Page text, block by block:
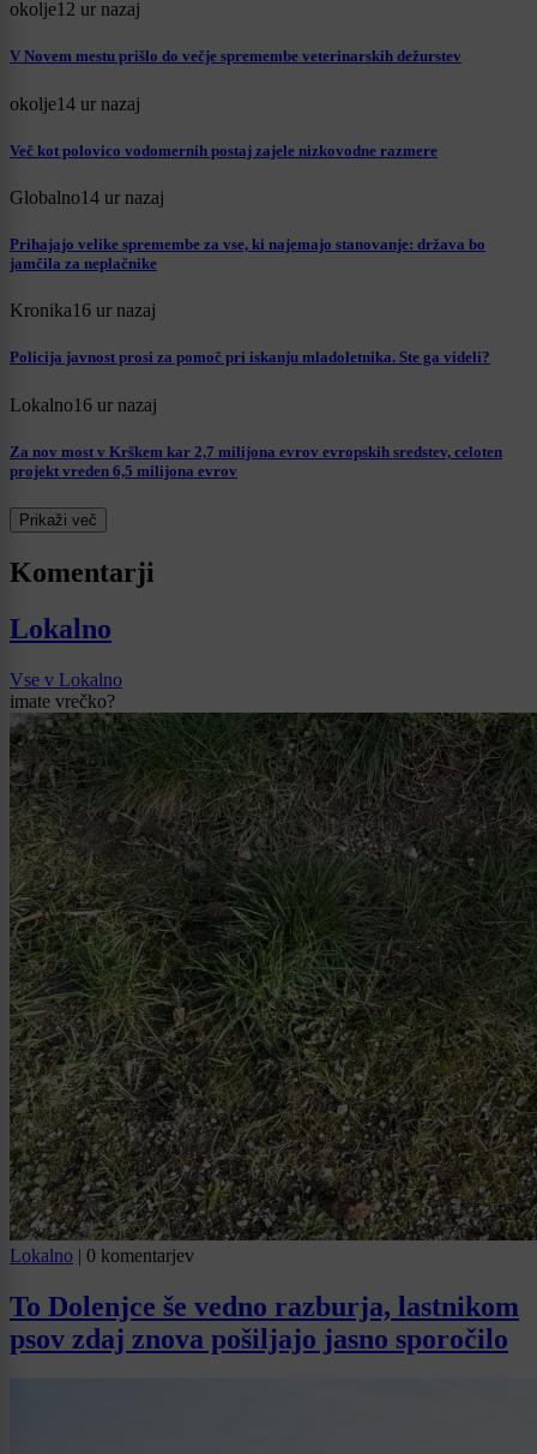
okolje12 ur nazaj
V Novem mestu prišlo do večje spremembe veterinarskih dežurstev
okolje14 ur nazaj
Več kot polovico vodomernih postaj zajele nizkovodne razmere
Globalno14 ur nazaj
Prihajajo velike spremembe za vse, ki najemajo stanovanje: država bo
jamčila za neplačnike
Kronika16 ur nazaj
Policija javnost prosi za pomoč pri iskanju mladoletnika. Ste ga videli?
Lokalno16 ur nazaj
Za nov most v Krškem kar 2,7 milijona evrov evropskih sredstev, celoten
projekt vreden 6,5 milijona evrov
Prikaži več
Komentarji
Lokalno
Vse v Lokalno
imate vrečko?
Lokalno | 0 komentarjev
To Dolenjce še vedno razburja, lastnikom
psov zdaj znova pošiljajo jasno sporočilo